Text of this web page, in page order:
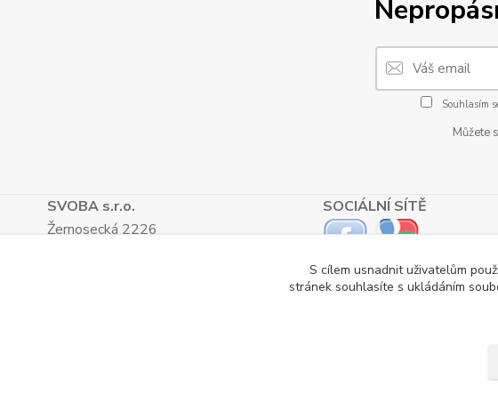
Souhlasím
Můžete
SVOBA s.r.o. SOCIÁLNÍ SÍTĚ
Žernosecká 2226
S cílem usnadnit uživatelům
stránek souhlasíte s ukládáním